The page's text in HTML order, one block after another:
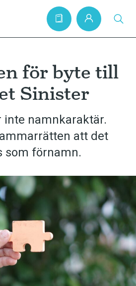
för byte till
Sinister
inte namnkaraktär.
att det
som förnamn.